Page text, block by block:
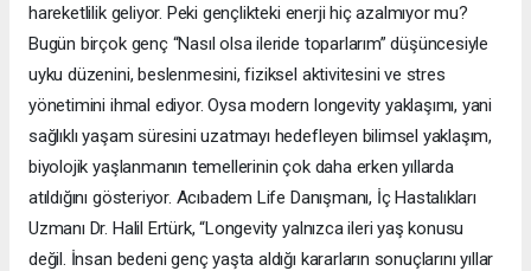
hareketlilik geliyor. Peki gençlikteki enerji hiç azalmıyor mu?
Bugün birçok genç “Nasıl olsa ileride toparlarım” düşüncesiyle
uyku düzenini, beslenmesini, fiziksel aktivitesini ve stres
yönetimini ihmal ediyor. Oysa modern longevity yaklaşımı, yani
sağlıklı yaşam süresini uzatmayı hedefleyen bilimsel yaklaşım,
biyolojik yaşlanmanın temellerinin çok daha erken yıllarda
atıldığını gösteriyor. Acıbadem Life Danışmanı, İç Hastalıkları
Uzmanı Dr. Halil Ertürk, “Longevity yalnızca ileri yaş konusu
değil. İnsan bedeni genç yaşta aldığı kararların sonuçlarını yıllar